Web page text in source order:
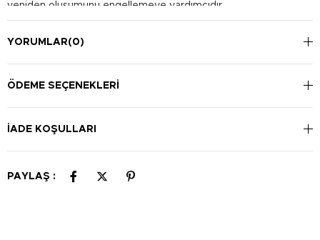
yeniden oluşumunu engellemeye yardımcıdır.
Kullanım Şekli:
Güneşe maruz kalmadan önce uygulayınız. Uygulamayı sık sık
YORUMLAR(0)
ÖDEME SEÇENEKLERI
İADE KOŞULLARI
PAYLAŞ :